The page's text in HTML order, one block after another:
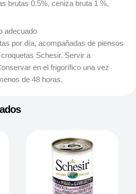
brutas 0.5%, ceniza bruta 1 %,
adecuado
por día, acompañadas de piensos
Schesir. Servir a
en el frigorífico una vez
de 48 horas.